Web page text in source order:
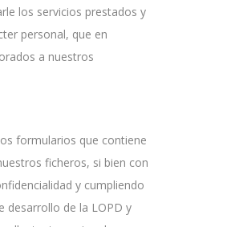
los servicios prestados y
personal, que en
a nuestros
formularios que contiene
ficheros, si bien con
y cumpliendo
desarrollo de la LOPD y